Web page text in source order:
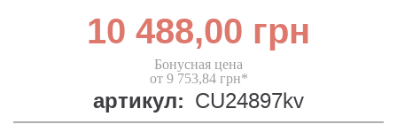
10 488,00 грн
Бонусная цена
от 9 753,84 грн*
артикул: CU24897kv